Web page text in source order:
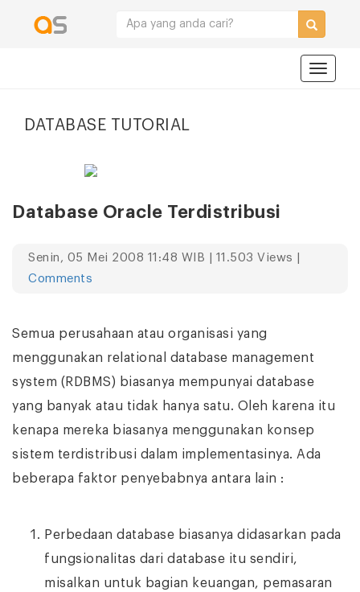
DATABASE TUTORIAL
Database Oracle Terdistribusi
Senin, 05 Mei 2008 11:48 WIB | 11.503 Views |
Comments
Semua perusahaan atau organisasi yang
menggunakan relational database management
system (RDBMS) biasanya mempunyai database
yang banyak atau tidak hanya satu. Oleh karena itu
kenapa mereka biasanya menggunakan konsep
sistem terdistribusi dalam implementasinya. Ada
beberapa faktor penyebabnya antara lain :
Perbedaan database biasanya didasarkan pada
fungsionalitas dari database itu sendiri,
misalkan untuk bagian keuangan, pemasaran